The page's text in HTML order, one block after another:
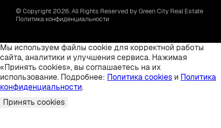
© Copyright 2026. All Rights Reserved by Green City Real Estate
Политика конфиденциальности
Мы используем файлы cookie для корректной работы
сайта, аналитики и улучшения сервиса. Нажимая
«Принять cookies», вы соглашаетесь на их
использование. Подробнее: Политика cookies и Политика
конфиденциальности.
Принять cookies